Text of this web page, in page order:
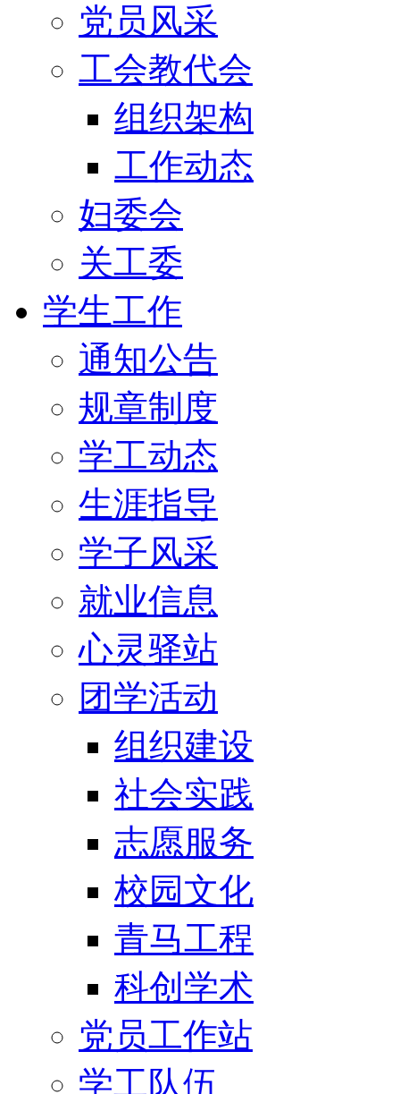
党员风采
工会教代会
组织架构
工作动态
妇委会
关工委
学生工作
通知公告
规章制度
学工动态
生涯指导
学子风采
就业信息
心灵驿站
团学活动
组织建设
社会实践
志愿服务
校园文化
青马工程
科创学术
党员工作站
学工队伍